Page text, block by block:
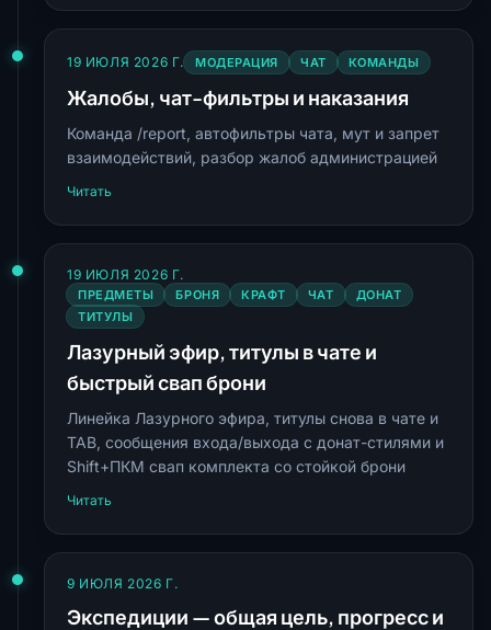
19 ИЮЛЯ 2026 Г. МОДЕРАЦИЯ ЧАТ КОМАНДЫ
Жалобы, чат-фильтры и наказания
Команда /report, автофильтры чата, мут и запрет
взаимодействий, разбор жалоб администрацией
Читать
19 ИЮЛЯ 2026 Г.
ПРЕДМЕТЫ БРОНЯ КРАФТ ЧАТ
ДОНАТ
ТИТУЛЫ
Лазурный эфир, титулы в чате и
быстрый свап брони
Линейка Лазурного эфира, титулы снова в чате и
TAB, сообщения входа/выхода с донат-стилями и
Shift+ПКМ свап комплекта со стойкой брони
Читать
9 ИЮЛЯ 2026 Г.
Экспедиции — общая цель, прогресс и